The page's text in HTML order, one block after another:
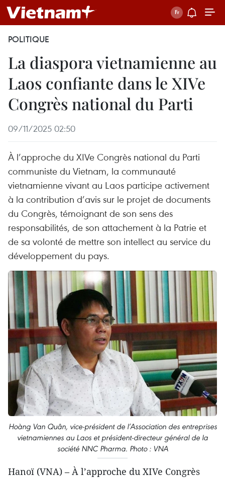
POLITIQUE
La diaspora vietnamienne au
Laos confiante dans le XIVe
Congrès national du Parti
09/11/2025 02:50
À l’approche du XIVe Congrès national du Parti
communiste du Vietnam, la communauté
vietnamienne vivant au Laos participe activement
à la contribution d’avis sur le projet de documents
du Congrès, témoignant de son sens des
responsabilités, de son attachement à la Patrie et
de sa volonté de mettre son intellect au service du
développement du pays.
Hoàng Van Quân, vice-président de l’Association des entreprises
vietnamiennes au Laos et président-directeur général de la
société NNC Pharma. Photo : VNA
Hanoï (VNA) – À l’approche du XIVe Congrès